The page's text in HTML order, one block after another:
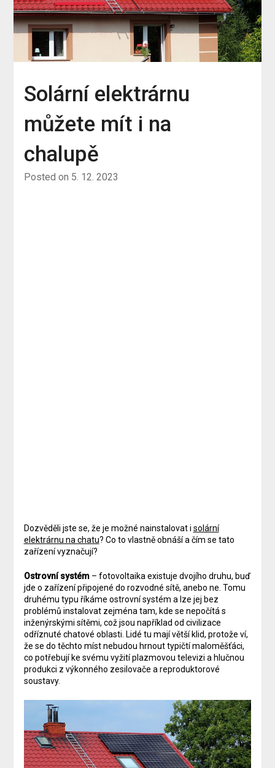
Solární elektrárnu
můžete mít i na
chalupě
Posted on 5. 12. 2023
Dozvěděli jste se, že je možné nainstalovat i solární
elektrárnu na chatu? Co to vlastně obnáší a čím se tato
zařízení vyznačují?
Ostrovní systém – fotovoltaika existuje dvojího druhu, buď
jde o zařízení připojené do rozvodné sítě, anebo ne. Tomu
druhému typu říkáme ostrovní systém a lze jej bez
problémů instalovat zejména tam, kde se nepočítá s
inženýrskými sítěmi, což jsou například od civilizace
odříznuté chatové oblasti. Lidé tu mají větší klid, protože ví,
že se do těchto míst nebudou hrnout typičtí maloměšťáci,
co potřebují ke svému vyžití plazmovou televizi a hlučnou
produkci z výkonného zesilovače a reproduktorové
soustavy.